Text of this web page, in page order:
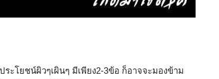
ระโยชน์ผิวๆเผินๆ มีเพียง2-3ข้อ ก็อาจจะมองข้าม